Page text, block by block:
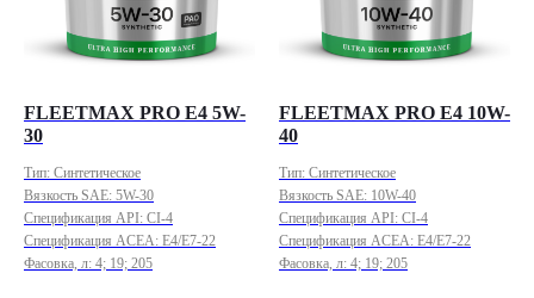
FLEETMAX PRO E4 5W-
30
Тип: Cинтетическое
Вязкость SAE: 5W-30
Спецификация API: CI-4
Спецификация ACEA: E4/E7-22
Фасовка, л: 4; 19; 205
FLEETMAX PRO E4 10W-
40
Тип: Cинтетическое
Вязкость SAE: 10W-40
Спецификация API: CI-4
Спецификация ACEA: E4/E7-22
Фасовка, л: 4; 19; 205